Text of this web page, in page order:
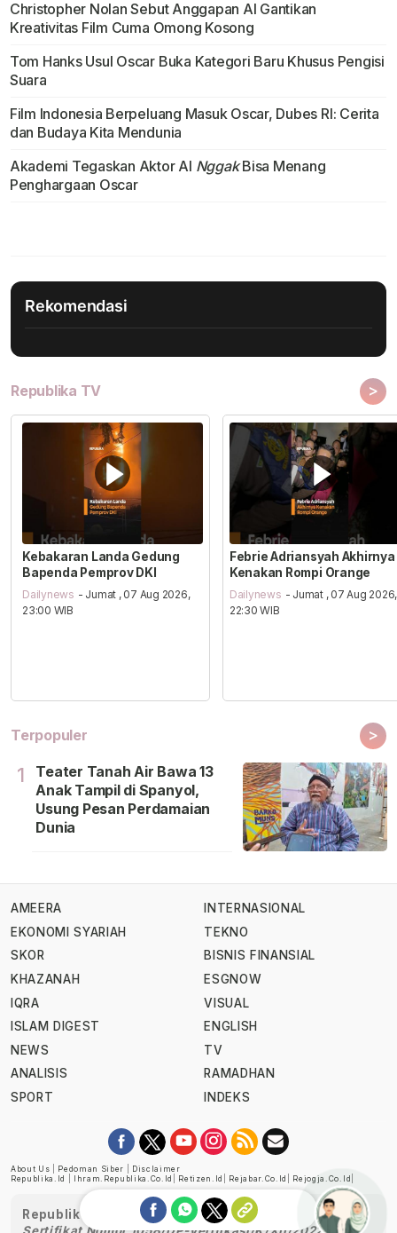
Christopher Nolan Sebut Anggapan AI Gantikan
Kreativitas Film Cuma Omong Kosong
Tom Hanks Usul Oscar Buka Kategori Baru Khusus Pengisi
Suara
Film Indonesia Berpeluang Masuk Oscar, Dubes RI: Cerita
dan Budaya Kita Mendunia
Akademi Tegaskan Aktor Al NggakBisa Menang
Penghargaan Oscar
Rekomendasi
Republika TV >
Kebakaran Landa Gedung
Bapenda Pemprov DKI
Dailynews - Jumat , 07 Aug 2026,
23:00 WIB
Febrie Adriansyah Akhirnya
Kenakan Rompi Orange
Dailynews - Jumat , 07 Aug 2026,
22:30 WIB
Terpopuler >
1
Teater Tanah Air Bawa 13
Anak Tampil di Spanyol,
Usung Pesan Perdamaian
Dunia
AMEERA
EKONOMI SYARIAH
SKOR
KHAZANAH
IQRA
ISLAM DIGEST
NEWS
ANALISIS
SPORT
INTERNASIONAL
TEKNO
BISNIS FINANSIAL
ESGNOW
VISUAL
ENGLISH
TV
RAMADHAN
INDEKS
About Us Pedoman Siber
Disclaimer
Republika.id
Ihram.republika.co.id Retizen.id Rejabar.co.id Rejogja.co.id
Republika telah diverifikasi oleh Dewan Pers
Sertifikat Nomor 1058/DP-Verifikasi/K/XII/2022